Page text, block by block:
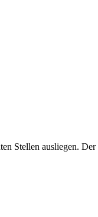
Stellen ausliegen.